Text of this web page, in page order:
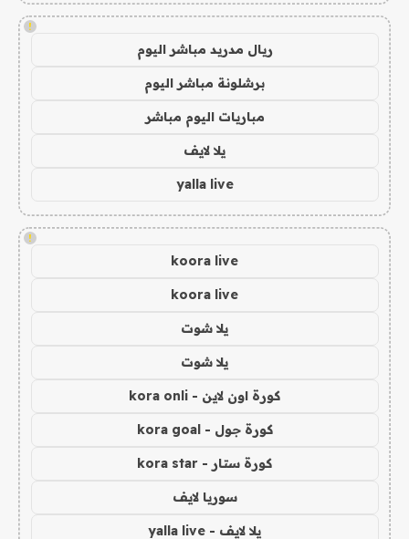
!
ريال مدريد مباشر اليوم
برشلونة مباشر اليوم
مباريات اليوم مباشر
يلا لايف
yalla live
!
koora live
koora live
يلا شوت
يلا شوت
كورة اون لاين - kora onli
كورة جول - kora goal
كورة ستار - kora star
سوريا لايف
يلا لايف - yalla live